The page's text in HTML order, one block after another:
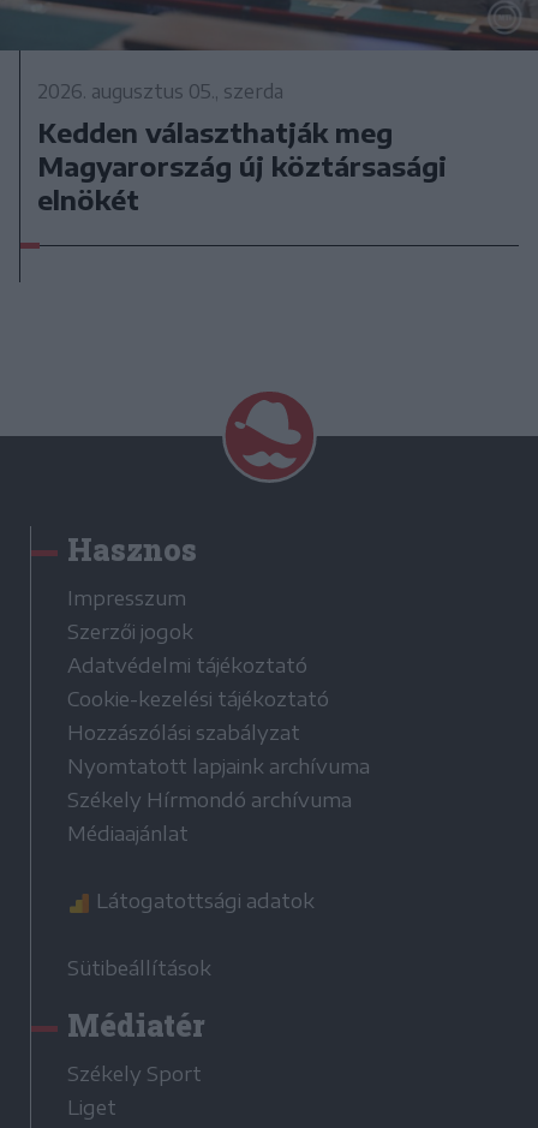
2026. augusztus 05., szerda
Kedden választhatják meg
Magyarország új köztársasági
elnökét
Hasznos
Impresszum
Szerzői jogok
Adatvédelmi tájékoztató
Cookie-kezelési tájékoztató
Hozzászólási szabályzat
Nyomtatott lapjaink archívuma
Székely Hírmondó archívuma
Médiaajánlat
Látogatottsági adatok
Sütibeállítások
Médiatér
Székely Sport
Liget